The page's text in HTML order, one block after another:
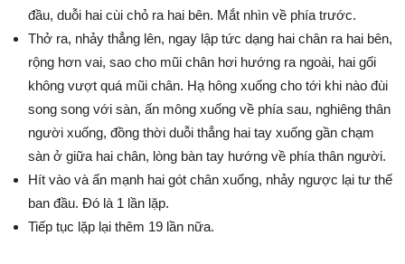
đầu, duỗi hai cùi chỏ ra hai bên. Mắt nhìn về phía trước.
Thở ra, nhảy thẳng lên, ngay lập tức dạng hai chân ra hai bên,
rộng hơn vai, sao cho mũi chân hơi hướng ra ngoài, hai gối
không vượt quá mũi chân. Hạ hông xuống cho tới khi nào đùi
song song với sàn, ấn mông xuống về phía sau, nghiêng thân
người xuống, đồng thời duỗi thẳng hai tay xuống gần chạm
sàn ở giữa hai chân, lòng bàn tay hướng về phía thân người.
Hít vào và ấn mạnh hai gót chân xuống, nhảy ngược lại tư thế
ban đầu. Đó là 1 lần lặp.
Tiếp tục lặp lại thêm 19 lần nữa.